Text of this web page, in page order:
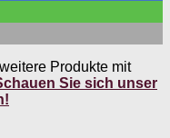
Produkte mit
Sie sich unser